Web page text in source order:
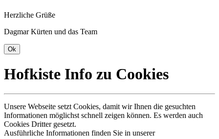
Herzliche Grüße
Dagmar Kürten und das Team
Hofkiste Info zu Cookies
Unsere Webseite setzt Cookies, damit wir Ihnen die gesuchten
Informationen möglichst schnell zeigen können. Es werden auch
Cookies Dritter gesetzt.
Ausführliche Informationen finden Sie in unserer